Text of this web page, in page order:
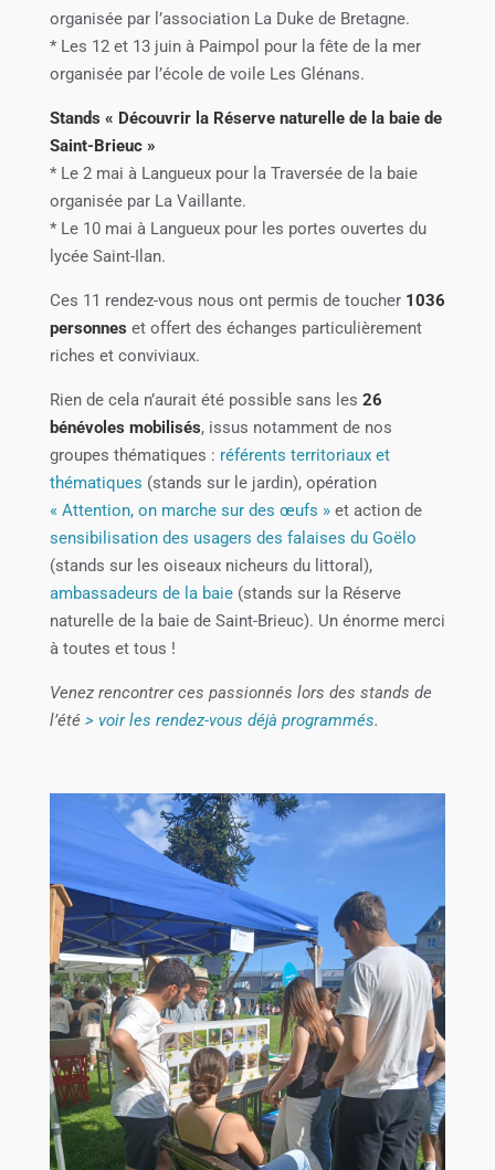
organisée par l’association La Duke de Bretagne.
* Les 12 et 13 juin à Paimpol pour la fête de la mer
organisée par l’école de voile Les Glénans.
Stands « Découvrir la Réserve naturelle de la baie de
Saint-Brieuc »
* Le 2 mai à Langueux pour la Traversée de la baie
organisée par La Vaillante.
* Le 10 mai à Langueux pour les portes ouvertes du
lycée Saint-Ilan.
Ces 11 rendez-vous nous ont permis de toucher 1036
personnes et offert des échanges particulièrement
riches et conviviaux.
Rien de cela n’aurait été possible sans les 26
bénévoles mobilisés, issus notamment de nos
groupes thématiques : référents territoriaux et
thématiques (stands sur le jardin), opération
« Attention, on marche sur des œufs »et action de
sensibilisation des usagers des falaises du Goëlo
(stands sur les oiseaux nicheurs du littoral),
ambassadeurs de la baie(stands sur la Réserve
naturelle de la baie de Saint-Brieuc). Un énorme merci
à toutes et tous !
Venez rencontrer ces passionnés lors des stands de
l’été > voir les rendez-vous déjà programmés.